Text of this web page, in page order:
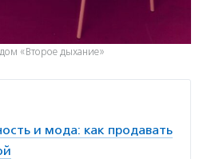
«Второе дыхание»
и мода: как продавать